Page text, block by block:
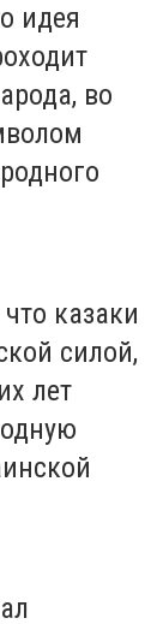
идея
во
казаки
силой,
лет